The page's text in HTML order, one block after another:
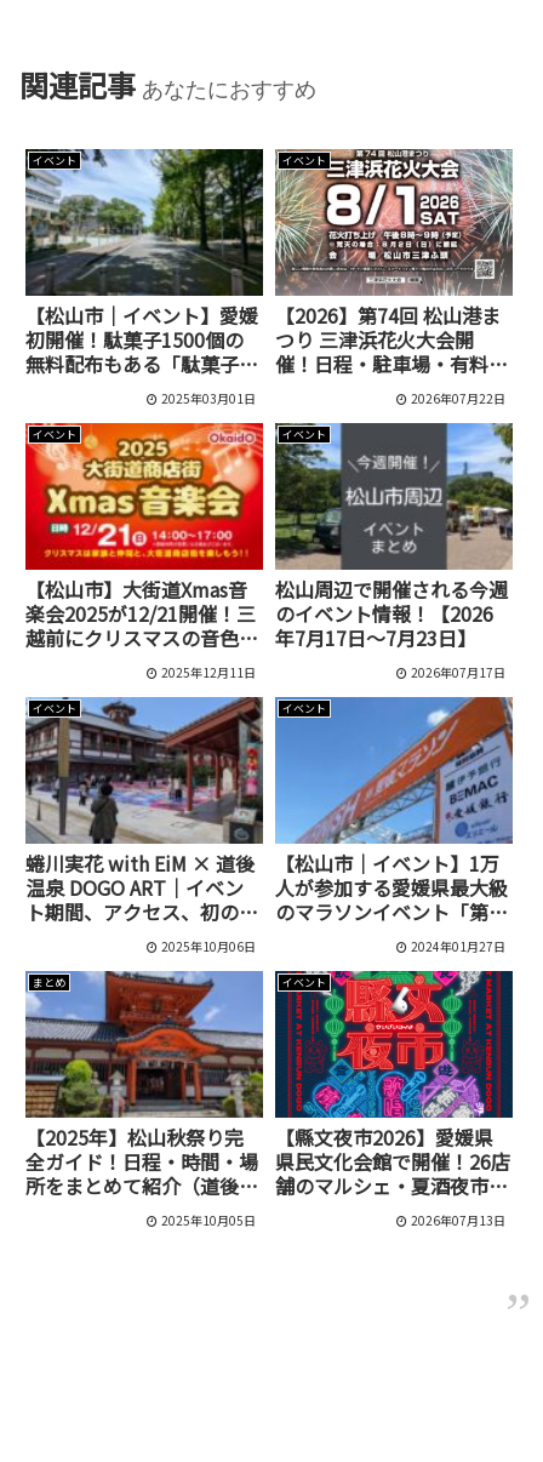
関連記事 あなたにおすすめ
イベント
【松山市｜イベント】愛媛
初開催！駄菓子1500個の
無料配布もある「駄菓子ま
つり」が城山公園で開催さ
2025年03月01日
イベント
【2026】第74回 松山港ま
つり 三津浜花火大会開
催！日程・駐車場・有料
席・アクセス情報まとめ
2026年07月22日
イベント
【松山市】大街道Xmas音
楽会2025が12/21開催！三
越前にクリスマスの音色が
響く無料ライブ 2025年12月11日
イベント
松山周辺で開催される今週
のイベント情報！【2026
年7月17日～7月23日】
2026年07月17日
イベント
蜷川実花 with EiM × 道後
温泉 DOGO ART｜イベン
ト期間、アクセス、初の公
式ショップまで完全ガイド
2025年10月06日
イベント
【松山市｜イベント】1万
人が参加する愛媛県最大級
のマラソンイベント「第61
回 愛媛マラソン」が2月11
2024年01月27日
まとめ
【2025年】松山秋祭り完
全ガイド！日程・時間・場
所をまとめて紹介（道後・
古町・三津・勝岡・北条）
2025年10月05日
イベント
【縣文夜市2026】愛媛県
県民文化会館で開催！26店
舗のマルシェ・夏酒夜市・
2026年07月13日